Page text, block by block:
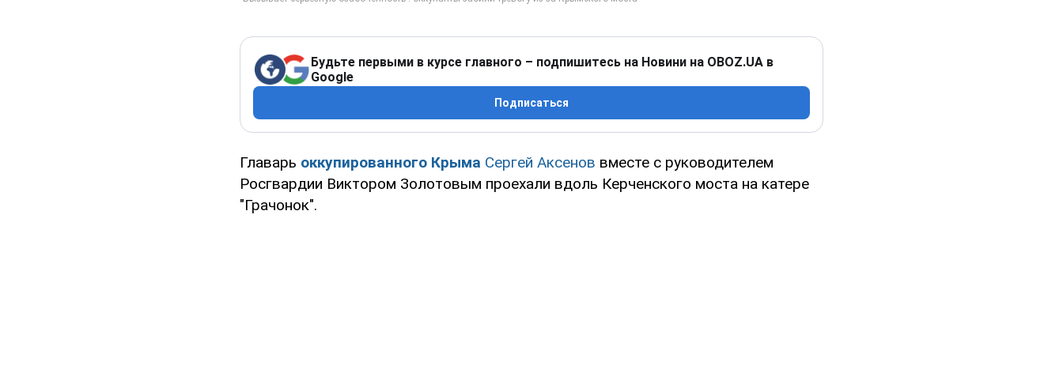
Будьте первыми в курсе главного – подпишитесь на Новини на OBOZ.UA в
Google
Подписаться
Главарь оккупированного Крыма Сергей Аксенов вместе с руководителем
Росгвардии Виктором Золотовым проехали вдоль Керченского моста на катере
"Грачонок".